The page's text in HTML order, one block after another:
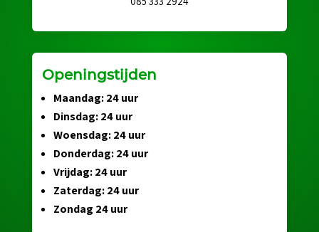
Openingstijden
Maandag: 24 uur
Dinsdag: 24 uur
Woensdag: 24 uur
Donderdag: 24 uur
Vrijdag: 24 uur
Zaterdag: 24 uur
Zondag 24 uur